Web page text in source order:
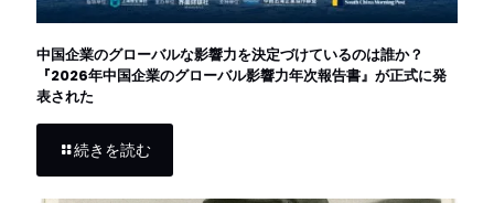
中国企業のグローバルな影響力を決定づけているのは誰か？
『2026年中国企業のグローバル影響力年次報告書』が正式に発
表された
続きを読む